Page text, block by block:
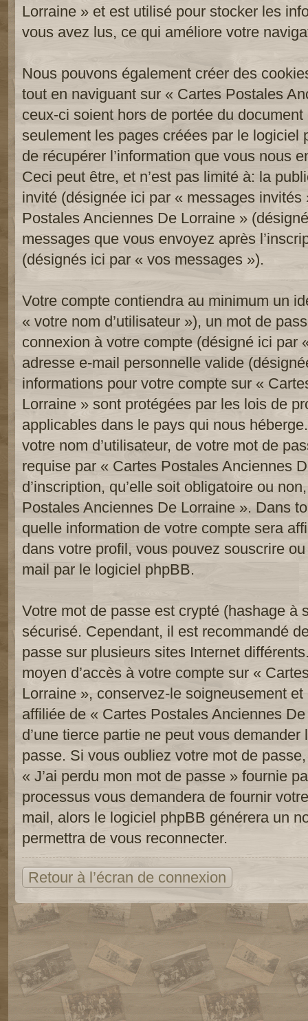
Lorraine » et est utilisé pour stocker les
vous avez lus, ce qui améliore votre
Nous pouvons également créer des
tout en naviguant sur « Cartes Postales
ceux-ci soient hors de portée du
seulement les pages créées par le logiciel
de récupérer l’information que vous nous
Ceci peut être, et n’est pas limité à: la
invité (désignée ici par « messages invités
Postales Anciennes De Lorraine »
messages que vous envoyez après
(désignés ici par « vos messages »).
Votre compte contiendra au minimum un
« votre nom d’utilisateur »), un mot de
connexion à votre compte (désigné ici par
adresse e-mail personnelle valide
informations pour votre compte sur «
Lorraine » sont protégées par les lois de
applicables dans le pays qui nous
votre nom d’utilisateur, de votre mot de
requise par « Cartes Postales Anciennes
d’inscription, qu’elle soit obligatoire ou
Postales Anciennes De Lorraine ». Dans
quelle information de votre compte sera
dans votre profil, vous pouvez souscrire ou
mail par le logiciel phpBB.
Votre mot de passe est crypté (hashage à
sécurisé. Cependant, il est recommandé
passe sur plusieurs sites Internet
moyen d’accès à votre compte sur «
Lorraine », conservez-le soigneusement
affiliée de « Cartes Postales Anciennes
d’une tierce partie ne peut vous
passe. Si vous oubliez votre mot de
« J’ai perdu mon mot de passe » fournie
processus vous demandera de fournir
mail, alors le logiciel phpBB générera un
permettra de vous reconnecter.
Retour à l’écran de connexion